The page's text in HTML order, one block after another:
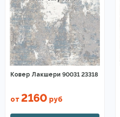
Ковер Лакшери 90031 23318
от 2160 руб